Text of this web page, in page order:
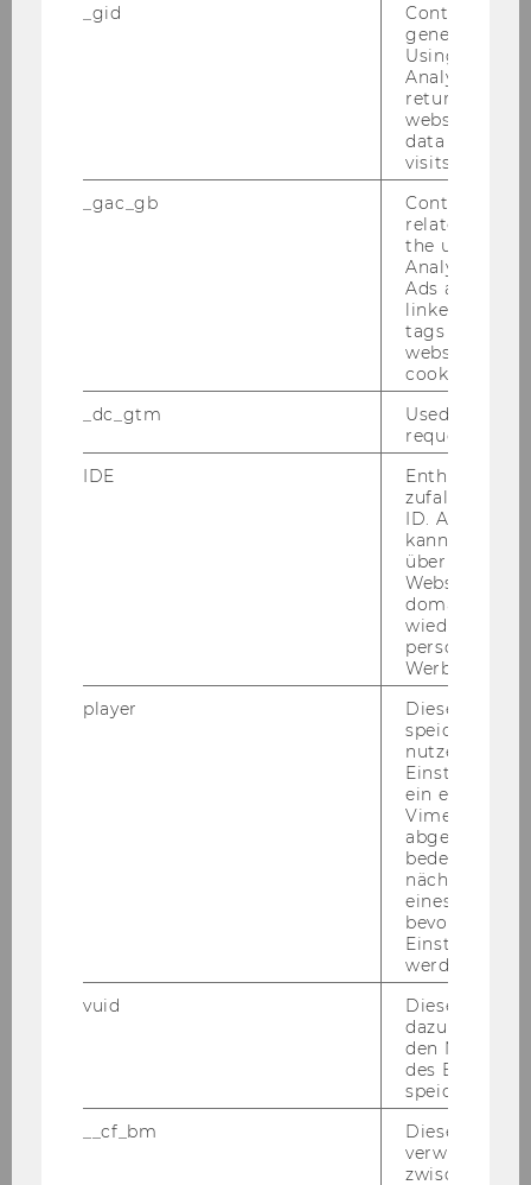
Der 5. Dezember ist der Internationale
Wir be­fra­gen Frei­wil­li­ge und Frei­wil­li­gen­ko­or­
di­na­tor:innen im Zuge der Ent­wick­lung einer
di­gi­ta­len Platt­form für frei­wil­li­ges En­ga­ge­ment
WU begleitet den Nationalen
Aktionsplan Behinderung 2022–2030
Der "Na­tio­na­len Ak­ti­ons­plan Be­hin­de­rung
2022–2030" ist die bun­des­wei­te Stra­te­gie zur
ZUM NEWS AR­CHIV
_gid
Contains a
generated
Using this
Analytics can
returning
website and
data from
visits.
_gac_gb
Contains
related
the user. If
Analytics and
Ads accounts
linked, the
tags on the
website read
cookie.
_dc_gtm
Used to
request rate.
IDE
Enthält eine
ID. Anhand
kann Google
über
Websites
Werbung
player
Dieses Cookie
speichert
ein
Vimeo-Video
abgespielt
bedeutet,
nächsten
eines Vimeo-
bevorzugten
werden.
vuid
Dieser
dazu
den
des
speichern.
__cf_bm
Dieses
verwendet,
zwischen